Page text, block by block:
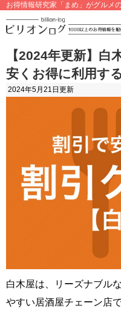
お得情報研究家「まめ」がグルメ
【2024年更新】
安くお得に利用す
2024年5月21日 更新
白木屋は、リーズナブル
やすい居酒屋チェーン店で